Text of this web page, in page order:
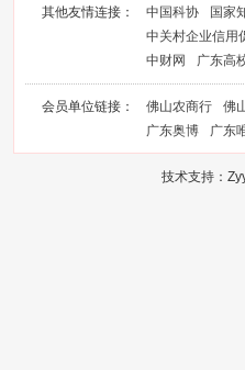
其他友情连接： 中国科协 国家
中关村企业信用
中财网
广东高
会员单位链接： 佛山农商行 佛
广东奥博
广东
技术支持：